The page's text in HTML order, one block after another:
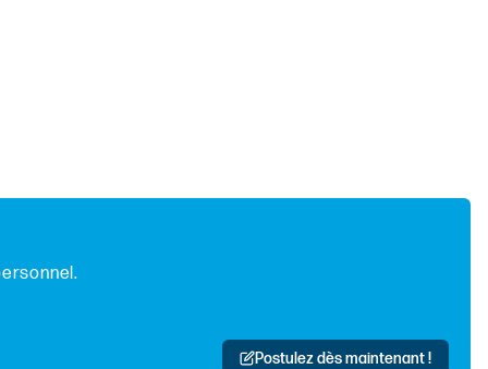
Postulez dès maintenant !